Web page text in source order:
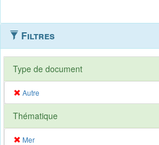
Filtres
Type de document
Autre
Thématique
Mer